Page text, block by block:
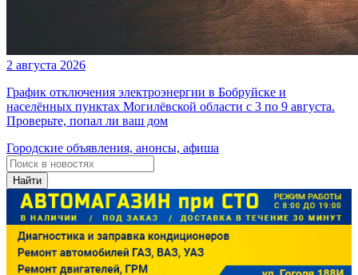
2 августа 2026
График отключения электроэнергии в Бобруйске и
населённых пунктах Могилёвской области с 3 по 9 августа.
Проверьте, попал ли ваш дом
Городские объявления, анонсы, афиша
Найти